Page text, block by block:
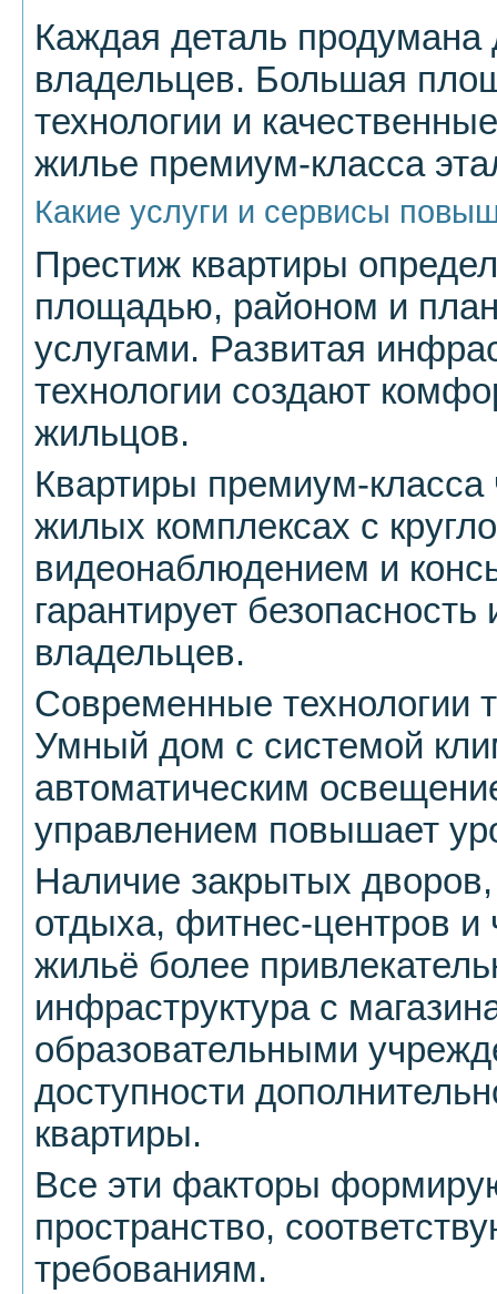
Каждая деталь
владельцев. Большая
технологии и
жилье премиум-класса
Какие услуги и сервисы
Престиж квартиры
площадью, районом и
услугами. Развитая
технологии создают
жильцов.
Квартиры премиум-класса
жилых комплексах с
видеонаблюдением и
гарантирует
владельцев.
Современные технологии
Умный дом с системой
автоматическим
управлением повышает
Наличие закрытых
отдыха, фитнес-центров и
жильё более
инфраструктура с
образовательными
доступности
квартиры.
Все эти факторы
пространство,
требованиям.